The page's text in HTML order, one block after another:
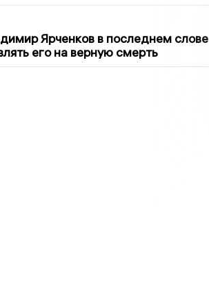
Ярченков в последнем слове
его на верную смерть